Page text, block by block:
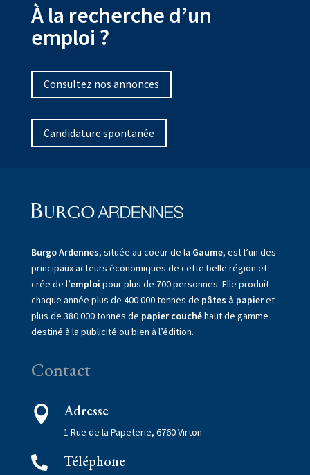
À la recherche d’un
emploi ?
Consultez nos annonces
Candidature spontanée
Burgo Ardennes, située au coeur de la Gaume, est l’un des
principaux acteurs économiques de cette belle région et
crée de l’emploi pour plus de 700 personnes. Elle produit
chaque année plus de 400 000 tonnes de pâtes à papieret
plus de 380 000 tonnes de papier couchéhaut de gamme
destiné à la publicité ou bien à l’édition.
Contact
 Adresse
1 Rue de la Papeterie, 6760 Virton
 Téléphone